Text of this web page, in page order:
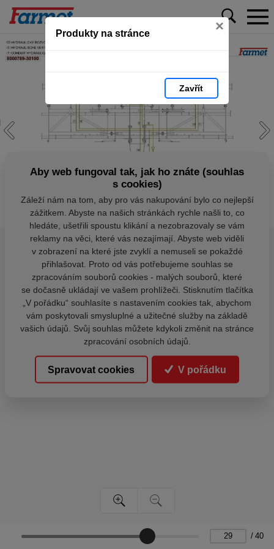
Produkty na stránce ×
Zavřít
/ 40
Aby web fungoval tak, jak ho znáte (souhlas
s cookies)
Záleží nám na tom, aby pro vás nakupování bylo co nejlepší
zážitkem. Abyste na našich stránkách rychle našli to, co
hledáte, ušetřili spoustu klikání a nezobrazovaly se vám
reklamy na věci, které vás nezajímají. Abyste web viděli
v zobrazení na které jste zvyklí a nemuseli se pokaždé
přihlašovat. Proto od vás potřebujeme souhlas se
zpracováním souborů cookies - malých souborů, které
se dočasně ukládají ve vašem prohlížeči. Stisknutím tlačítka
„V pořádku“ souhlasíte s nastavením cookies tak, abychom
vám poskytovali smysluplné a užitečné služby na základě
vašich údajů. Svůj souhlas můžete kdykoli změnit na stránce
zpracování osobních údajů.
Spravovat cookies V pořádku